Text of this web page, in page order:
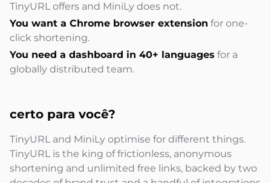
TinyURL offers and MiniLy does not.
You want a Chrome browser extension for one-
click shortening.
You need a dashboard in 40+ languages for a
globally distributed team.
certo para você?
TinyURL and MiniLy optimise for different things.
TinyURL is the king of frictionless, anonymous
shortening and unlimited free links, backed by two